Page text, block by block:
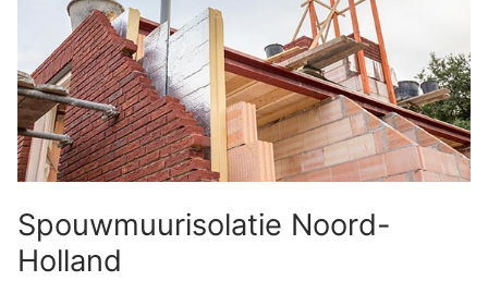
Spouwmuurisolatie Noord-
Holland